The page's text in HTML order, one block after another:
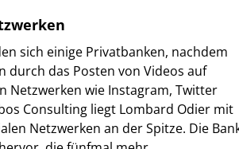
sich einige Privatbanken, nachdem
durch das Posten von Videos auf
Netzwerken wie Instagram, Twitter
Consulting liegt Lombard Odier mit
Netzwerken an der Spitze. Die